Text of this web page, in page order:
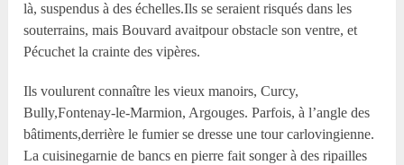
là, suspendus à des échelles.Ils se seraient risqués dans les
souterrains, mais Bouvard avaitpour obstacle son ventre, et
Pécuchet la crainte des vipères.
Ils voulurent connaître les vieux manoirs, Curcy,
Bully,Fontenay-le-Marmion, Argouges. Parfois, à l’angle des
bâtiments,derrière le fumier se dresse une tour carlovingienne.
La cuisinegarnie de bancs en pierre fait songer à des ripailles